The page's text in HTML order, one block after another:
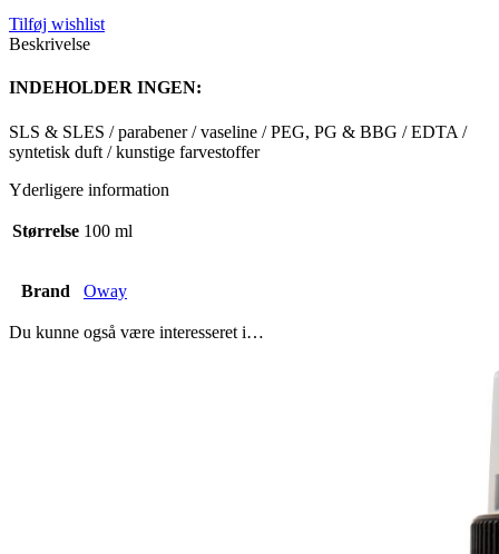
Tilføj wishlist
Beskrivelse
INDEHOLDER INGEN:
SLS & SLES / parabener / vaseline / PEG, PG & BBG / EDTA /
syntetisk duft / kunstige farvestoffer
Yderligere information
Størrelse 100 ml
Brand Oway
Du kunne også være interesseret i…